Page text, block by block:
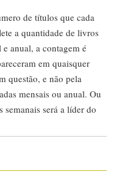
de títulos que cada
a quantidade de livros
anual, a contagem é
em quaisquer
questão, e não pela
mensais ou anual. Ou
será a líder do